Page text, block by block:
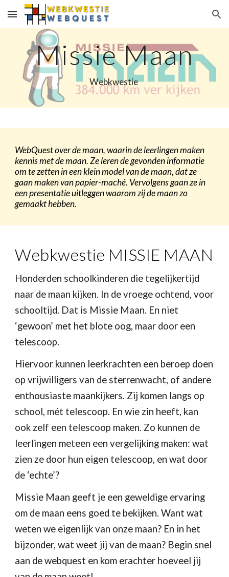
Skip to main content Skip to navigation
Missie Maan
Webkwestie
WebQuest over de maan, waarin de leerlingen maken
kennis met de maan. Ze leren de gevonden informatie
om te zetten in een klein model van de maan, dat ze
gaan maken van papier-maché. Vervolgens gaan ze in
een presentatie uitleggen waarom zij de maan zo
gemaakt hebben.
Webkwestie MISSIE MAAN
Honderden schoolkinderen die tegelijkertijd
naar de maan kijken. In de vroege ochtend, voor
schooltijd. Dat is Missie Maan. En niet
‘gewoon’ met het blote oog, maar door een
telescoop.
Hiervoor kunnen leerkrachten een beroep doen
op vrijwilligers van de sterrenwacht, of andere
enthousiaste maankijkers. Zij komen langs op
school, mét telescoop. En wie zin heeft, kan
ook zelf een telescoop maken. Zo kunnen de
leerlingen meteen een vergelijking maken: wat
zien ze door hun eigen telescoop, en wat door
de ‘echte’?
Missie Maan geeft je een geweldige ervaring
om de maan eens goed te bekijken. Want wat
weten we eigenlijk van onze maan? En in het
bijzonder, wat weet jij van de maan? Begin snel
aan de webquest en kom erachter hoeveel jij